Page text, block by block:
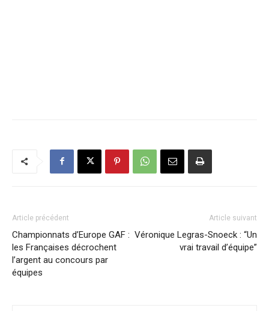
Article précédent
Championnats d’Europe GAF :
les Françaises décrochent
l’argent au concours par
équipes
Article suivant
Véronique Legras-Snoeck : “Un
vrai travail d’équipe”